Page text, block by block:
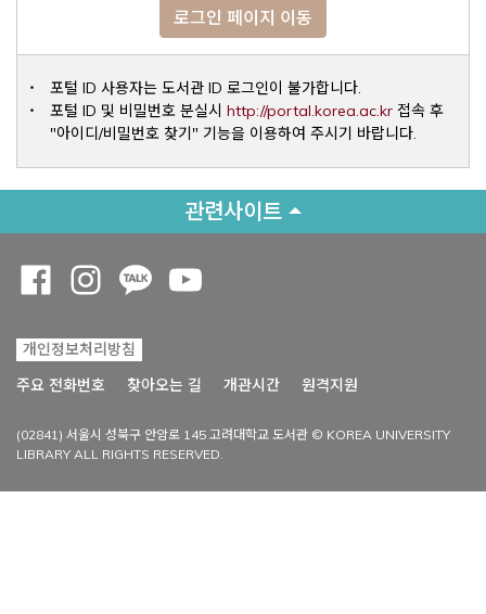
로그인 페이지 이동
포털 ID 사용자는 도서관 ID 로그인이 불가합니다.
포털 ID 및 비밀번호 분실시 http://portal.korea.ac.krOpens a
접속 후
"아이디/비밀번호 찾기" 기능을 이용하여 주시기 바랍니다.
관련사이트
개인정보처리방침
주요 전화번호
찾아오는 길 개관시간 원격지원
(02841) 서울시 성북구 안암로 145 고려대학교 도서관 © KOREA UNIVERSITY
LIBRARY ALL RIGHTS RESERVED.
Opens a new window
Opens a new window
Opens a new window